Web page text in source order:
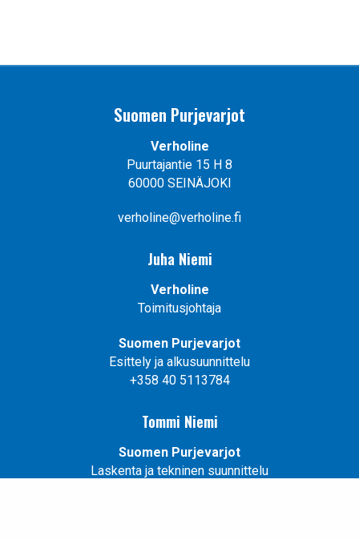
Suomen Purjevarjot
Verholine
Puurtajantie 15 H 8
60000 SEINÄJOKI
verholine@verholine.fi
Juha Niemi
Verholine
Toimitusjohtaja
Suomen Purjevarjot
Esittely ja alkusuunnittelu
+358 40 5113784
Tommi Niemi
Suomen Purjevarjot
Laskenta ja tekninen suunnittelu